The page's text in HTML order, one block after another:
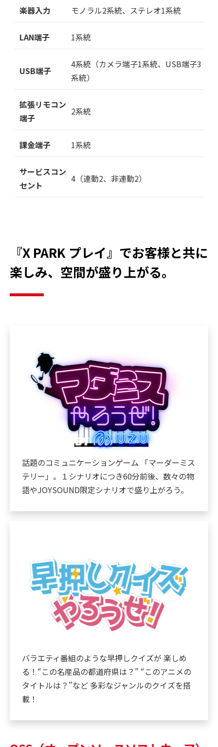
楽器入力 モノラル2系統、ステレオ1系統
LAN端子 1系統
USB端子
4系統（カメラ端子1系統、USB端子3
系統）
拡張リモコン
端子
2系統
課金端子 1系統
サービスコン
セント
4（連動2、非連動2）
『X PARK プレイ』でお客様と共に
楽しみ、空間が盛り上がる。
話題のコミュニケーションゲーム 「マーダーミス
テリー」。１シナリオにつき60分前後、数々の物
語やJOYSOUND限定シナリオで盛り上がろう。
バラエティ番組のような早押しクイズが 楽しめ
る！“この名産品の都道府県は？” “このアニメの
タイトルは？”など 多彩なジャンルのクイズを搭
載！